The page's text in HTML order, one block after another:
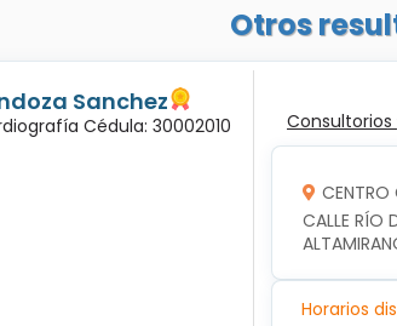
Otros
Sanchez
Cédula: 30002010 Consultorios
CENTRO
CALLE RÍO
Horarios